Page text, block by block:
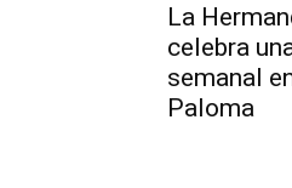
La
celebra
semanal
Paloma